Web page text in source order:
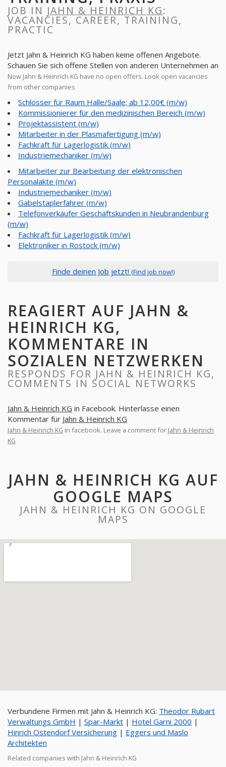
JOB IN JAHN & HEINRICH KG:
VACANCIES, CAREER, TRAINING,
PRACTIC
Jetzt Jahn & Heinrich KG haben keine offenen Angebote.
Schauen Sie sich offene Stellen von anderen Unternehmen an
Now Jahn & Heinrich KG have no open offers. Look open vacancies
from other companies
Schlosser für Raum Halle/Saale; ab 12,00€ (m/w)
Kommissionierer für den medizinischen Bereich (m/w)
Projektassistent (m/w)
Mitarbeiter in der Plasmafertigung (m/w)
Fachkraft für Lagerlogistik (m/w)
Industriemechaniker (m/w)
Mitarbeiter zur Bearbeitung der elektronischen
Personalakte (m/w)
Industriemechaniker (m/w)
Gabelstaplerfahrer (m/w)
Telefonverkäufer Geschäftskunden in Neubrandenburg
(m/w)
Fachkraft für Lagerlogistik (m/w)
Elektroniker in Rostock (m/w)
Finde deinen Job jetzt! (Find job now!)
REAGIERT AUF JAHN &
HEINRICH KG,
KOMMENTARE IN
SOZIALEN NETZWERKEN
RESPONDS FOR JAHN & HEINRICH KG,
COMMENTS IN SOCIAL NETWORKS
Jahn & Heinrich KG in Facebook. Hinterlasse einen
Kommentar für Jahn & Heinrich KG
Jahn & Heinrich KG in facebook. Leave a comment for Jahn & Heinrich
KG
JAHN & HEINRICH KG AUF
GOOGLE MAPS
JAHN & HEINRICH KG ON GOOGLE
MAPS
Verbundene Firmen mit Jahn & Heinrich KG: Theodor Rubart
Verwaltungs GmbH | Spar-Markt | Hotel Garni 2000 |
Hinrich Ostendorf Versicherung | Eggers und Maslo
Architekten
Related companies with Jahn & Heinrich KG